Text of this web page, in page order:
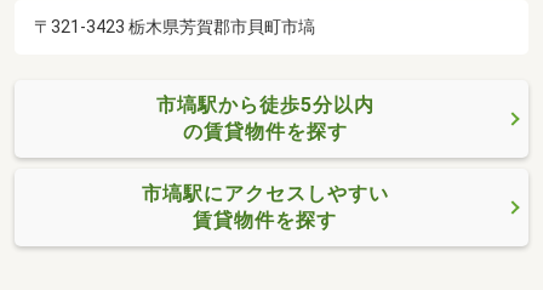
〒321-3423 栃木県芳賀郡市貝町市塙
市塙駅から徒歩5分以内
の賃貸物件を探す
市塙駅にアクセスしやすい
賃貸物件を探す